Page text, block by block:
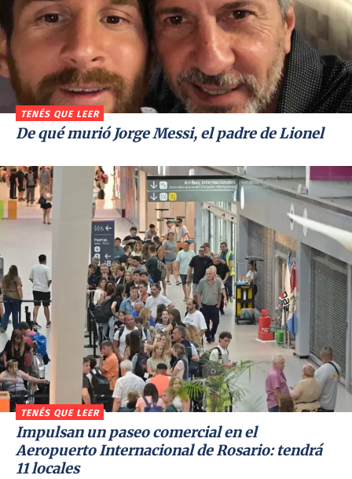
TENÉS QUE LEER
De qué murió Jorge Messi, el padre de Lionel
TENÉS QUE LEER
Impulsan un paseo comercial en el
Aeropuerto Internacional de Rosario: tendrá
11 locales